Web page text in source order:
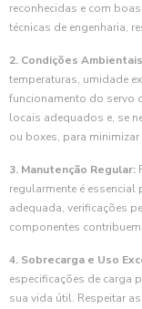
reconhecidas e com
técnicas de engenharia,
2. Condições
temperaturas, umidade
funcionamento do servo
locais adequados e, se
ou boxes, para
3. Manutenção Regular:
regularmente é
adequada, verificações
componentes
4. Sobrecarga e Uso
especificações de carga
sua vida útil. Respeitar